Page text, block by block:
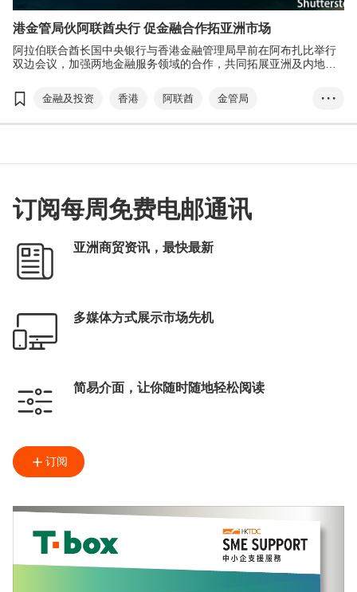
港金管局伙阿联酋央行 促金融合作拓亚洲市场
阿拉伯联合酋长国中央银行与香港金融管理局早前在阿布扎比举行
双边会议，加强两地金融服务领域的合作，共同拓展亚洲及内地市
金融及投资 香港 阿联酋
金管局
双边会议
金融基建
互联互通
• • •
订阅每周免费电邮通讯
亚洲商贸资讯，最快最新
多媒体方式展示市场先机
简易介面，让你随时随地轻松阅读
订阅